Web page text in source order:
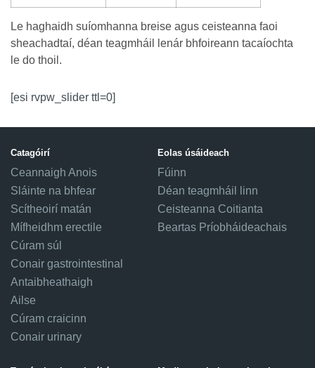
Le haghaidh suíomhanna breise agus ceisteanna faoi
sheachadtaí, déan teagmháil lenár bhfoireann tacaíochta
le do thoil.
[esi rvpw_slider ttl=0]
Catagóirí
Ceannaigh Anois
Sláinte na bhfear
Scítheoirí matán
Mífheidhm erectile
Cúram súl
Conair gastrointestinal
Antaibheathaigh
Ailse
Cúram craicinn
Conair urinary
Eolas úsáideach
Fúinn
Déan teagmháil linn
Ceisteanna Coitianta
Beartas Príobháideachais